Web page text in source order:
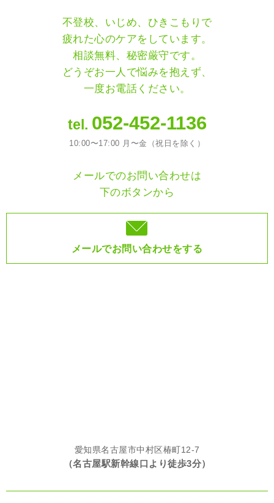
不登校、いじめ、ひきこもりで
疲れた心のケアをしています。
相談無料、秘密厳守です。
どうぞお一人で悩みを抱えず、
一度お電話ください。
tel. 052-452-1136
10:00〜17:00 月〜金（祝日を除く）
メールでのお問い合わせは
下のボタンから
メールでお問い合わせをする
愛知県名古屋市中村区椿町12-7
（名古屋駅新幹線口より徒歩3分）